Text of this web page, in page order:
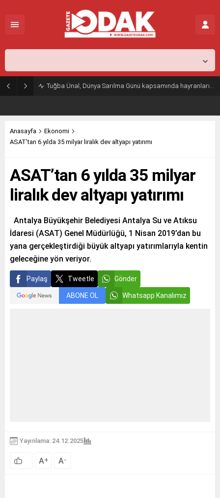
Tuğba Ünal, Dünya Sarılma Günü kapsamında hayranlarıyla buluştu
Anasayfa
Ekonomi
ASAT’tan 6 yılda 35 milyar liralık dev altyapı yatırımı
ASAT’tan 6 yılda 35 milyar
liralık dev altyapı yatırımı
Antalya Büyükşehir Belediyesi Antalya Su ve Atıksu
İdaresi (ASAT) Genel Müdürlüğü, 1 Nisan 2019’dan bu
yana gerçekleştirdiği büyük altyapı yatırımlarıyla kentin
geleceğine yön veriyor.
Paylaş Tweetle Gönder
ABONE OL Whatsapp Kanalımız
Yayınlama: 24.12.2025
A+ A-